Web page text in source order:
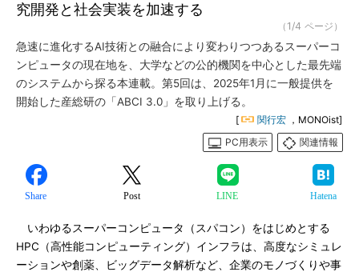
究開発と社会実装を加速する
（1/4 ページ）
急速に進化するAI技術との融合により変わりつつあるスーパーコ
ンピュータの現在地を、大学などの公的機関を中心とした最先端
のシステムから探る本連載。第5回は、2025年1月に一般提供を
開始した産総研の「ABCI 3.0」を取り上げる。
[ 関行宏 ，MONOist]
PC用表示
関連情報
Share Post LINE Hatena
いわゆるスーパーコンピュータ（スパコン）をはじめとする
HPC（高性能コンピューティング）インフラは、高度なシミュレ
ーションや創薬、ビッグデータ解析など、企業のモノづくりや事